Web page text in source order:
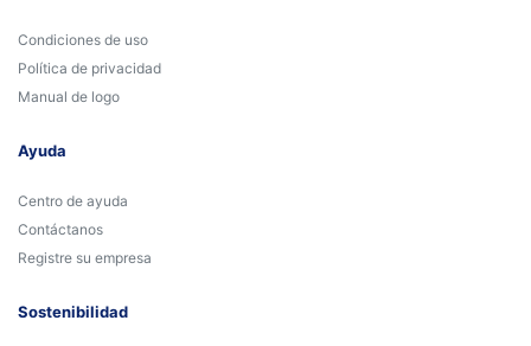
Condiciones de uso
Política de privacidad
Manual de logo
Ayuda
Centro de ayuda
Contáctanos
Registre su empresa
Sostenibilidad